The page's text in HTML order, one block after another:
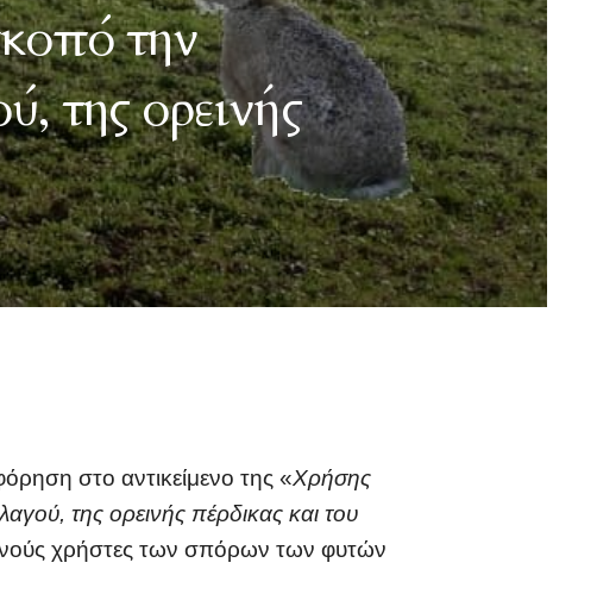
την
της ορεινής
στο αντικείμενο της «Χρήσης
της ορεινής πέρδικας και του
χρήστες των σπόρων των φυτών